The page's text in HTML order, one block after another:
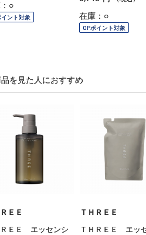
○
イント対象 在庫：○
OPポイント対象
を見た人におすすめ
ＥＥ
ＲＥＥ エッセンシ
ＴＨＲＥＥ
ＴＨＲＥＥ エッ